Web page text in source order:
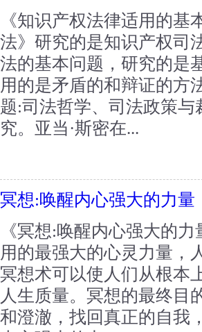
《知识产权法律适用的
法》研究的是知识产权司
法的基本问题，研究的是
用的是矛盾的和辩证的方
题:司法哲学、司法政策
究。亚当·斯密在...
冥想:唤醒内心强大的力量
《冥想:唤醒内心强大的
用的最强大的心灵力量，
冥想术可以使人们从根本
人生质量。冥想的最终目
和澄澈，找回真正的自我